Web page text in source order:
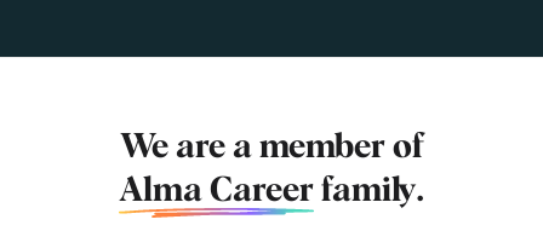
We are a member of
Alma Career family.